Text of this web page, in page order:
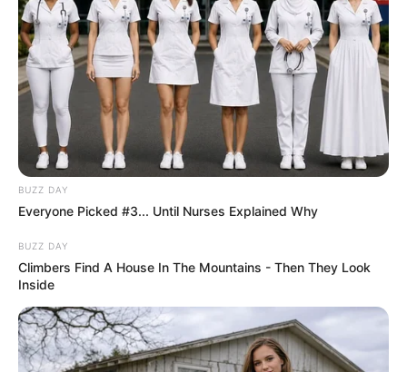
BUZZ DAY
Everyone Picked #3... Until Nurses Explained Why
BUZZ DAY
Climbers Find A House In The Mountains - Then They Look
Inside